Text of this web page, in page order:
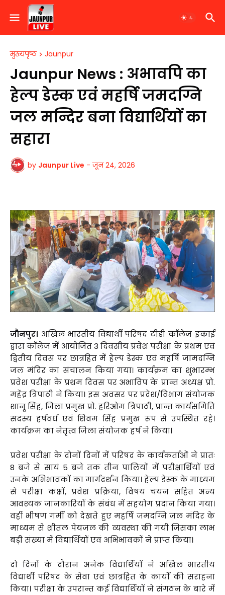
मुख्यपृष्ठ Jaunpur
Jaunpur News : अभावपि का
हेल्प डेस्क एवं महर्षि जमदग्नि
जल मन्दिर बना विद्यार्थियों का
सहारा
by Jaunpur Live - जून 24, 2026
जौनपुर। अखिल भारतीय विद्यार्थी परिषद टीडी कॉलेज इकाई
द्वारा कॉलेज में आयोजित 3 दिवसीय प्रवेश परीक्षा के प्रथम एवं
द्वितीय दिवस पर छात्रहित में हेल्प डेस्क एवं महर्षि जामदग्नि
जल मंदिर का संचालन किया गया। कार्यक्रम का शुभारम्भ
प्रवेश परीक्षा के प्रथम दिवस पर अभाविप के प्रान्त अध्यक्ष प्रो.
महेंद्र त्रिपाठी ने किया। इस अवसर पर प्रदेश/विभाग संयोजक
शानू सिंह, जिला प्रमुख प्रो. हरिओम त्रिपाठी, प्रान्त कार्यसमिति
सदस्य हर्षवर्ध एवं शिवम सिंह प्रमुख रूप से उपस्थित रहे।
कार्यक्रम का नेतृत्व जिला संयोजक हर्ष ने किया।
प्रवेश परीक्षा के दोनों दिनों में परिषद के कार्यकर्ताओं ने प्रातः
8 बजे से सायं 5 बजे तक तीन पालियों में परीक्षार्थियों एवं
उनके अभिभावकों का मार्गदर्शन किया। हेल्प डेस्क के माध्यम
से परीक्षा कक्षों, प्रवेश प्रक्रिया, विषय चयन सहित अन्य
आवश्यक जानकारियों के संबंध में सहयोग प्रदान किया गया।
वहीं भीषण गर्मी को देखते हुए महर्षि जमदग्नि जल मंदिर के
माध्यम से शीतल पेयजल की व्यवस्था की गयी जिसका लाभ
बड़ी संख्या में विद्यार्थियों एवं अभिभावकों ने प्राप्त किया।
दो दिनों के दौरान अनेक विद्यार्थियों ने अखिल भारतीय
विद्यार्थी परिषद के सेवा एवं छात्रहित के कार्यों की सराहना
किया। परीक्षा के उपरान्त कई विद्यार्थियों ने संगठन के बारे में